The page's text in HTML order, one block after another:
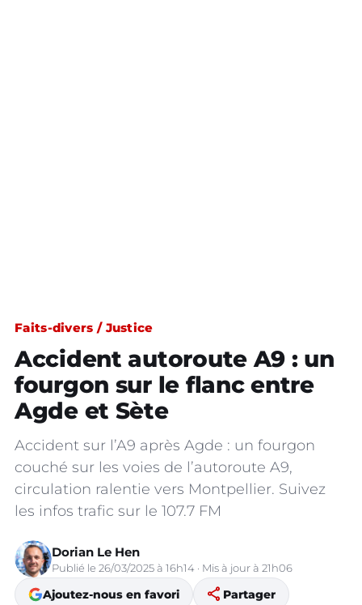
Faits-divers / Justice
Accident autoroute A9 : un
fourgon sur le flanc entre
Agde et Sète
Accident sur l’A9 après Agde : un fourgon
couché sur les voies de l’autoroute A9,
circulation ralentie vers Montpellier. Suivez
les infos trafic sur le 107.7 FM
Dorian Le Hen
Publié le 26/03/2025 à 16h14 · Mis à jour à 21h06
Ajoutez-nous en favori share Partager